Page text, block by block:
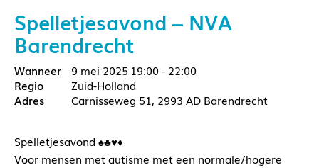
Spelletjesavond – NVA
Barendrecht
9 mei 2025 19:00 - 22:00
Zuid-Holland
Carnisseweg 51, 2993 AD Barendrecht
Spelletjesavond ♠️♣️♥️♦️
Voor mensen met autisme met een normale/hogere